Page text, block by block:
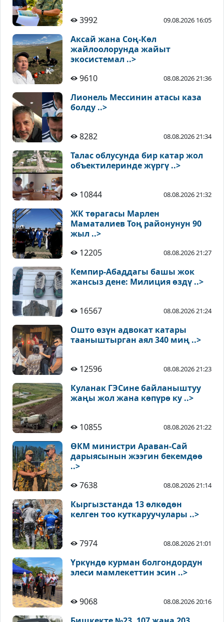
3992 09.08.2026 16:05
Аксай жана Соң-Көл
жайлоолорунда жайыт
экосистемал ..>
9610
08.08.2026 21:36
Лионель Мессинин атасы каза
болду ..>
8282 08.08.2026 21:34
Талас облусунда бир катар жол
объектилеринде жүргү ..>
10844 08.08.2026 21:32
ЖК төрагасы Марлен
Маматалиев Тоң районунун 90
жыл ..>
12205
08.08.2026 21:27
Кемпир-Абаддагы башы жок
жансыз дене: Милиция өздү ..>
16567 08.08.2026 21:24
Ошто өзүн адвокат катары
тааныштырган аял 340 миң ..>
12596 08.08.2026 21:23
Куланак ГЭСине байланыштуу
жаңы жол жана көпүрө ку ..>
10855 08.08.2026 21:22
ӨКМ министри Араван-Сай
дарыясынын жээгин бекемдөө
..>
7638
08.08.2026 21:14
Кыргызстанда 13 өлкөдөн
келген тоо куткаруучулары ..>
7974 08.08.2026 21:01
Үркүндө курман болгондордун
элеси мамлекеттин эсин ..>
9068 08.08.2026 20:16